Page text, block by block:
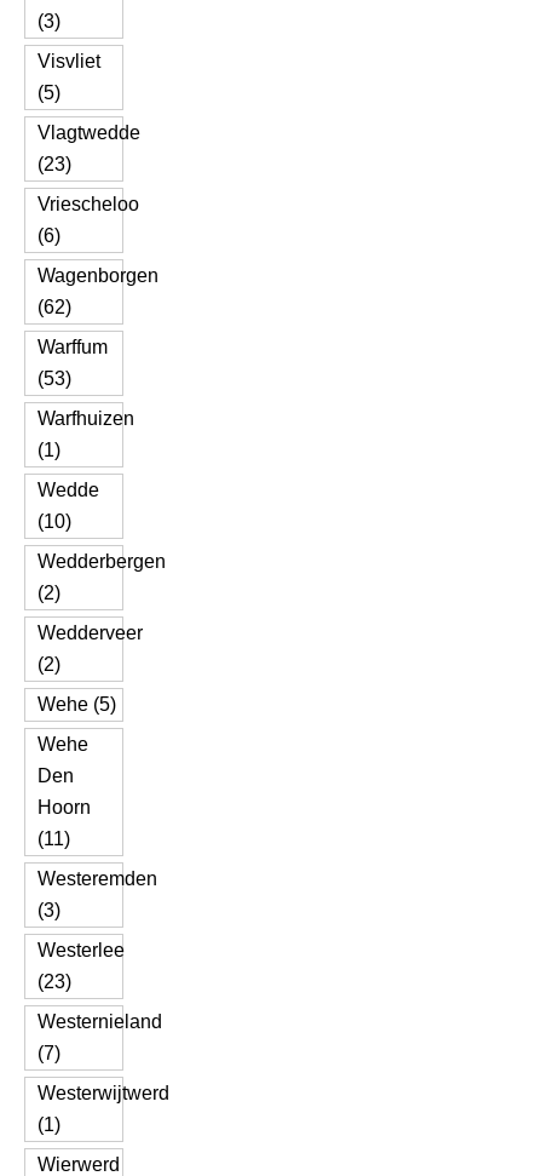
(3)
Visvliet
(5)
Vlagtwedde
(23)
Vriescheloo
(6)
Wagenborgen
(62)
Warffum
(53)
Warfhuizen
(1)
Wedde
(10)
Wedderbergen
(2)
Wedderveer
(2)
Wehe (5)
Wehe
Den
Hoorn
(11)
Westeremden
(3)
Westerlee
(23)
Westernieland
(7)
Westerwijtwerd
(1)
Wierwerd